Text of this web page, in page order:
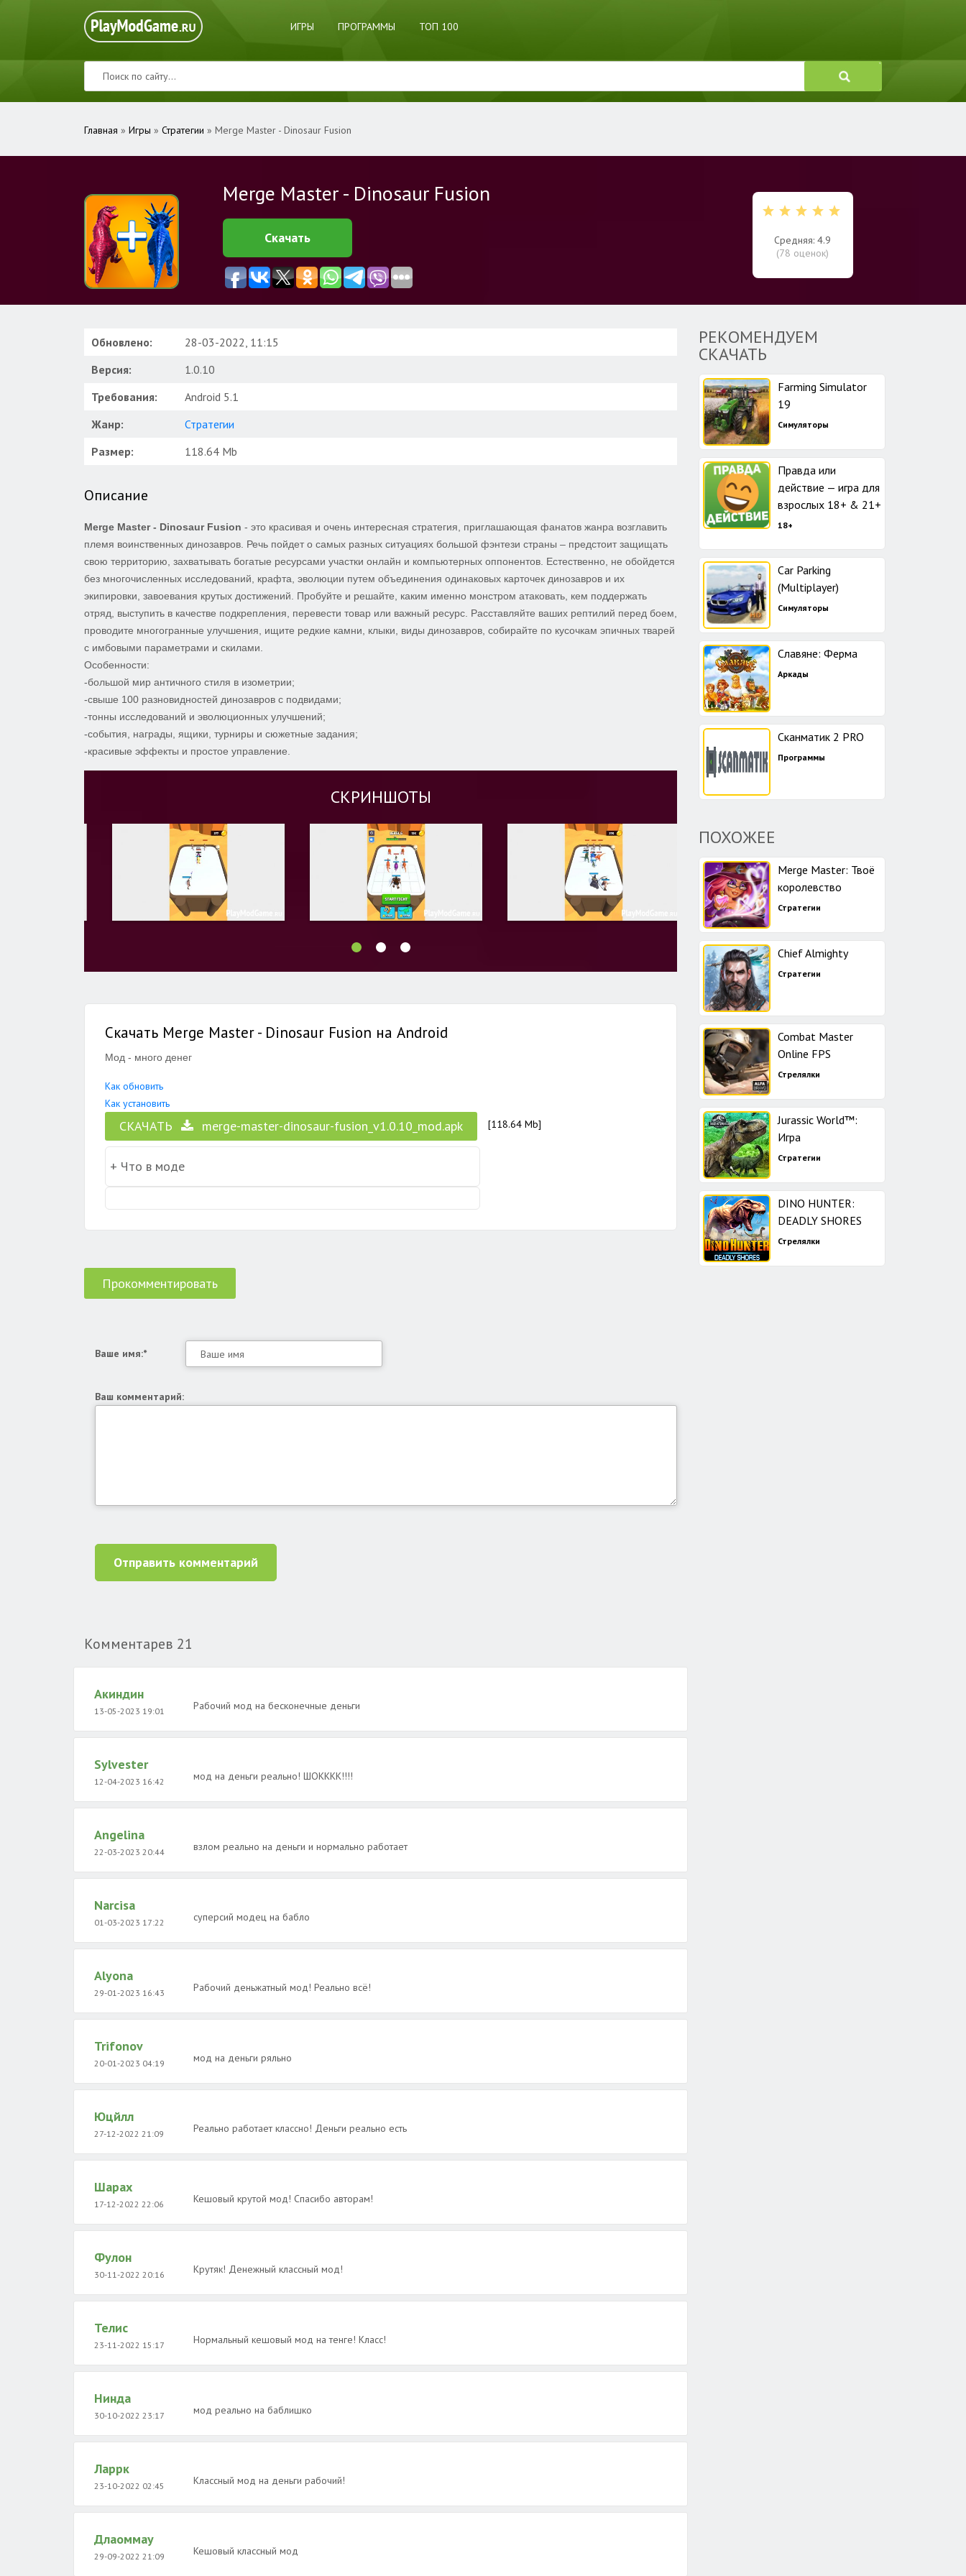
ИГРЫ ПРОГРАММЫ ТОП 100
Главная » Игры » Стратегии » Merge Master - Dinosaur Fusion
Merge Master - Dinosaur Fusion
Скачать
Средняя: 4.9
(78 оценок)
Обновлено:
28-03-2022, 11:15
Версия:
1.0.10
Требования:
Android 5.1
Жанр:
Стратегии
Размер:
118.64 Mb
Описание
Merge Master - Dinosaur Fusion - это красивая и очень интересная стратегия, приглашающая фанатов жанра возглавить
племя воинственных динозавров. Речь пойдет о самых разных ситуациях большой фэнтези страны – предстоит защищать
свою территорию, захватывать богатые ресурсами участки онлайн и компьютерных оппонентов. Естественно, не обойдется
без многочисленных исследований, крафта, эволюции путем объединения одинаковых карточек динозавров и их
экипировки, завоевания крутых достижений. Пробуйте и решайте, каким именно монстром атаковать, кем поддержать
отряд, выступить в качестве подкрепления, перевести товар или важный ресурс. Расставляйте ваших рептилий перед боем,
проводите многогранные улучшения, ищите редкие камни, клыки, виды динозавров, собирайте по кусочкам эпичных тварей
с имбовыми параметрами и скилами.
Особенности:
-большой мир античного стиля в изометрии;
-свыше 100 разновидностей динозавров с подвидами;
-тонны исследований и эволюционных улучшений;
-события, награды, ящики, турниры и сюжетные задания;
-красивые эффекты и простое управление.
СКРИНШОТЫ
Скачать Merge Master - Dinosaur Fusion на Android
Мод - много денег
Как обновить
Как установить
СКАЧАТЬ merge-master-dinosaur-fusion_v1.0.10_mod.apk [118.64 Mb]
Прокомментировать
Ваше имя:*
Ваш комментарий:
Отправить комментарий
Комментарев 21
Акиндин
13-05-2023 19:01 Рабочий мод на бесконечные деньги
Sylvester
12-04-2023 16:42 мод на деньги реально! ШОКККК!!!!
Angelina
22-03-2023 20:44 взлом реально на деньги и нормально работает
Narcisa
01-03-2023 17:22 суперсий модец на бабло
Alyona
29-01-2023 16:43 Рабочий деньжатный мод! Реально всё!
Trifonov
20-01-2023 04:19 мод на деньги ряльно
Юцйлл
27-12-2022 21:09 Реально работает классно! Деньги реально есть
Шарах
17-12-2022 22:06 Кешовый крутой мод! Спасибо авторам!
Фулон
30-11-2022 20:16 Крутяк! Денежный классный мод!
Телис
23-11-2022 15:17 Нормальный кешовый мод на тенге! Класс!
Нинда
30-10-2022 23:17 мод реально на баблишко
Ларрк
23-10-2022 02:45 Классный мод на деньги рабочий!
Длаоммау
29-09-2022 21:09 Кешовый классный мод
РЕКОМЕНДУЕМ
СКАЧАТЬ
Farming Simulator
19
Симуляторы
Правда или
действие — игра для
взрослых 18+ & 21+
18+
Car Parking
(Multiplayer)
Симуляторы
Славяне: Ферма
Аркады
Сканматик 2 PRO
Программы
ПОХОЖЕЕ
Merge Master: Твоё
королевство
Стратегии
Chief Almighty
Стратегии
Combat Master
Online FPS
Стрелялки
Jurassic World™:
Игра
Стратегии
DINO HUNTER:
DEADLY SHORES
Стрелялки